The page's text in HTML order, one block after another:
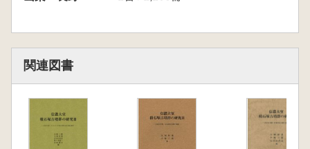
2006、IIIは六一書房2008)、『東国の古墳と大
1937年東京生まれ、元明治大学文学部教
歴任。主要著作:『古墳から寺院へ』(共編著、
六一書房2014)、『古墳時代倣製鏡の研究』(六
関連図書